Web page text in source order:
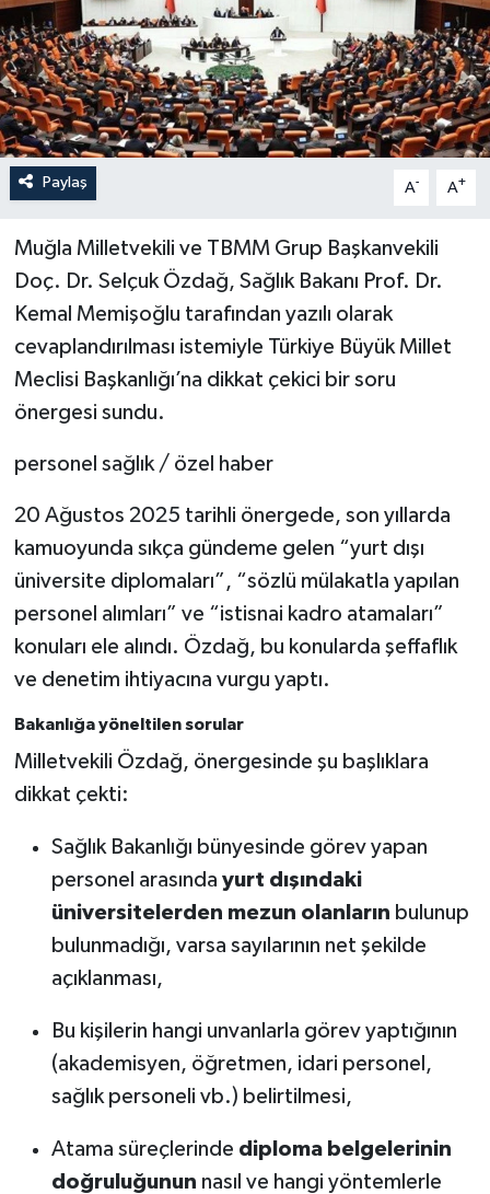
Paylaş A- A+
Muğla Milletvekili ve TBMM Grup Başkanvekili
Doç. Dr. Selçuk Özdağ, Sağlık Bakanı Prof. Dr.
Kemal Memişoğlu tarafından yazılı olarak
cevaplandırılması istemiyle Türkiye Büyük Millet
Meclisi Başkanlığı’na dikkat çekici bir soru
önergesi sundu.
personel sağlık / özel haber
20 Ağustos 2025 tarihli önergede, son yıllarda
kamuoyunda sıkça gündeme gelen “yurt dışı
üniversite diplomaları”, “sözlü mülakatla yapılan
personel alımları” ve “istisnai kadro atamaları”
konuları ele alındı. Özdağ, bu konularda şeffaflık
ve denetim ihtiyacına vurgu yaptı.
Bakanlığa yöneltilen sorular
Milletvekili Özdağ, önergesinde şu başlıklara
dikkat çekti:
Sağlık Bakanlığı bünyesinde görev yapan
personel arasında yurt dışındaki
üniversitelerden mezun olanların bulunup
bulunmadığı, varsa sayılarının net şekilde
açıklanması,
Bu kişilerin hangi unvanlarla görev yaptığının
(akademisyen, öğretmen, idari personel,
sağlık personeli vb.) belirtilmesi,
Atama süreçlerinde diploma belgelerinin
doğruluğunun nasıl ve hangi yöntemlerle